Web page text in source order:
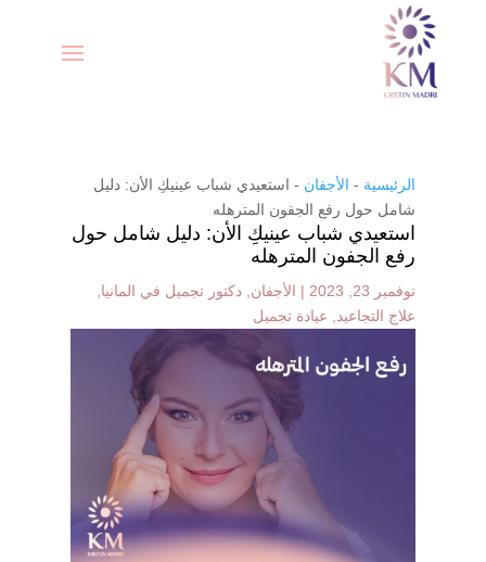
الرئيسية - الأجفان - استعيدي شباب عينيكِ الأن: دليل
شامل حول رفع الجفون المترهله
استعيدي شباب عينيكِ الأن: دليل شامل حول
رفع الجفون المترهله
نوفمبر 23, 2023 | الأجفان دكتور تجميل في المانيا
علاج التجاعيد
عيادة تجميل